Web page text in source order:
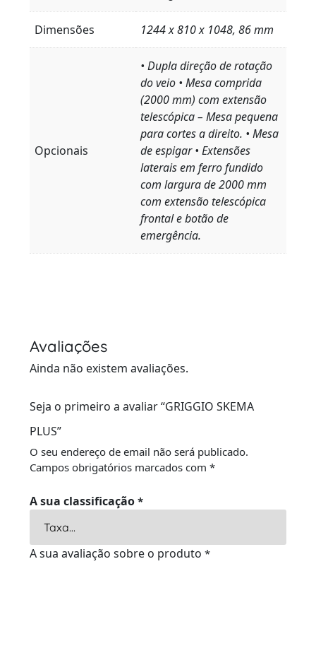
Dimensões 1244 x 810 x 1048, 86 mm
Opcionais
• Dupla direção de rotação
do veio • Mesa comprida
(2000 mm) com extensão
telescópica – Mesa pequena
para cortes a direito. • Mesa
de espigar • Extensões
laterais em ferro fundido
com largura de 2000 mm
com extensão telescópica
frontal e botão de
emergência.
Avaliações
Ainda não existem avaliações.
Seja o primeiro a avaliar “GRIGGIO SKEMA
PLUS”
O seu endereço de email não será publicado.
Campos obrigatórios marcados com *
A sua classificação *
A sua avaliação sobre o produto *